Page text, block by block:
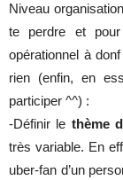
Niveau
te perdre et
opérationnel à
rien (enfin, en
participer ^^) :
-Définir le thème
très variable. En
uber-fan d’un